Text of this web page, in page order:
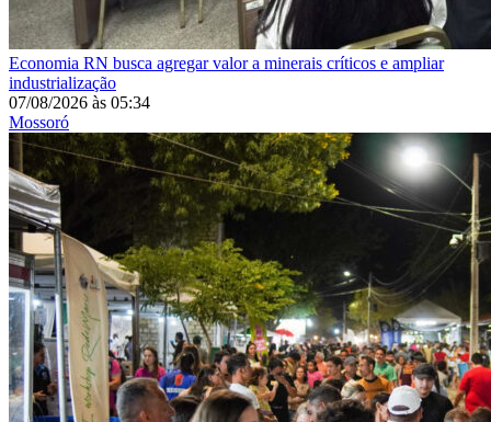
Economia RN busca agregar valor a minerais críticos e ampliar
industrialização
07/08/2026 às 05:34
Mossoró